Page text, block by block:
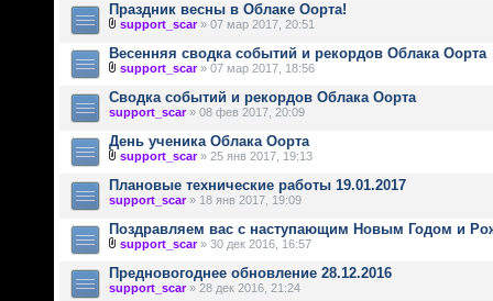
Праздник весны в Облаке Оорта!
support_scar» 07 мар 2017, 20:51
Весенняя сводка событий и рекордов Облака Оорта
support_scar» 07 мар 2017, 18:56
Сводка событий и рекордов Облака Оорта
support_scar» 08 фев 2017, 20:09
День ученика Облака Оорта
support_scar» 25 янв 2017, 19:13
Плановые технические работы 19.01.2017
support_scar» 18 янв 2017, 19:09
Поздравляем вас с наступающим Новым Годом и
support_scar» 30 дек 2016, 16:57
Предновогоднее обновление 28.12.2016
support_scar» 28 дек 2016, 21:24